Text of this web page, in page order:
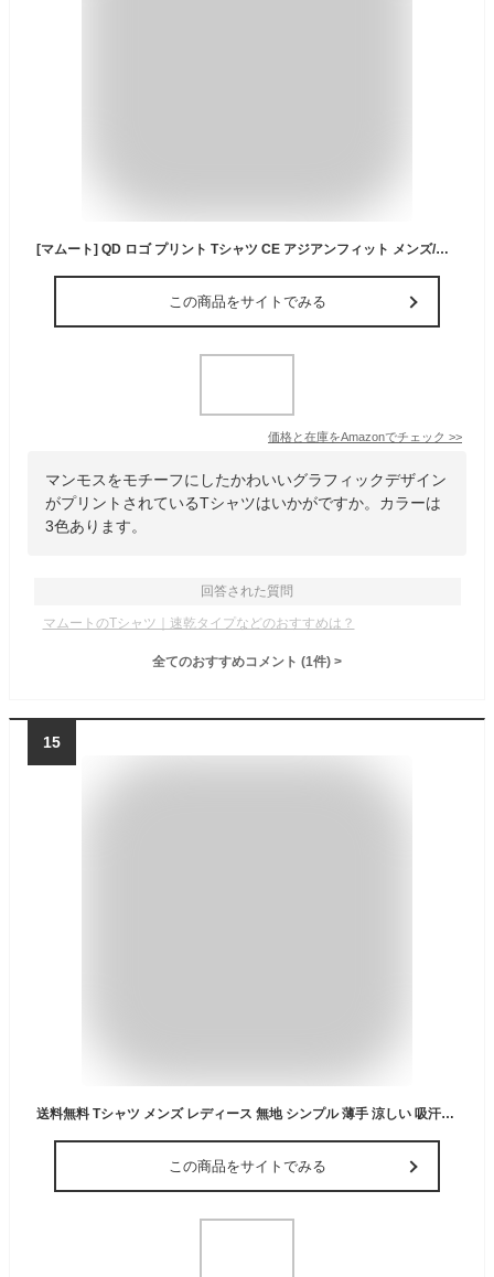
[マムート] QD ロゴ プリント Tシャツ CE アジアンフィット メンズ/QD Logo Print T-Shirt CE AF Men 1017-06340 white
この商品をサイトでみる
価格と在庫をAmazonでチェック >>
マンモスをモチーフにしたかわいいグラフィックデザイン
がプリントされているTシャツはいかがですか。カラーは
3色あります。
回答された質問
マムートのTシャツ｜速乾タイプなどのおすすめは？
全てのおすすめコメント (1件) >
15
送料無料 Tシャツ メンズ レディース 無地 シンプル 薄手 涼しい 吸汗速乾 UVカット 日除け ドライ DRY 4.4オンス スポーツ カラー 紫外線対策 服 春 夏 ゆったり 体型カバー コンパクト アウトドア スポーツ 運動会 ジム ウォーキング SALE ％OFF
この商品をサイトでみる